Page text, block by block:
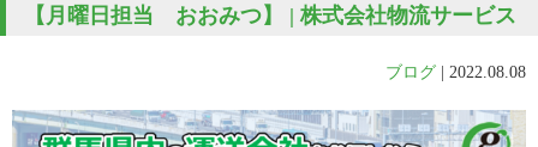
【月曜日担当 おおみつ】 | 株式会社物流サービス
ブログ 2022.08.08